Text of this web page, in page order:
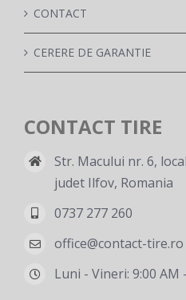
CONTACT
CERERE DE GARANTIE
CONTACT TIRE
Str. Macului nr. 6,
judet Ilfov, Romania
0737 277 260
office@contact-tire.ro
Luni - Vineri: 9:00 AM